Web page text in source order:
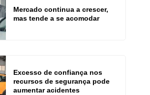
Mercado continua a crescer,
mas tende a se acomodar
Excesso de confiança nos
recursos de segurança pode
aumentar acidentes